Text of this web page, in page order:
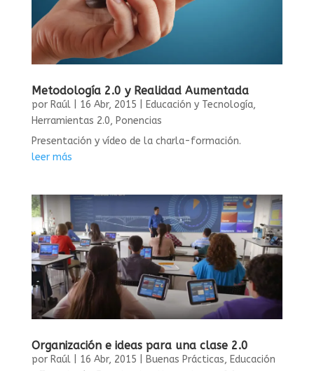
Metodología 2.0 y Realidad Aumentada
por Raúl| 16 Abr, 2015 Educación y Tecnología,
Herramientas 2.0, Ponencias
Presentación y vídeo de la charla-formación.
leer más
Organización e ideas para una clase 2.0
por Raúl| 16 Abr, 2015 Buenas Prácticas, Educación